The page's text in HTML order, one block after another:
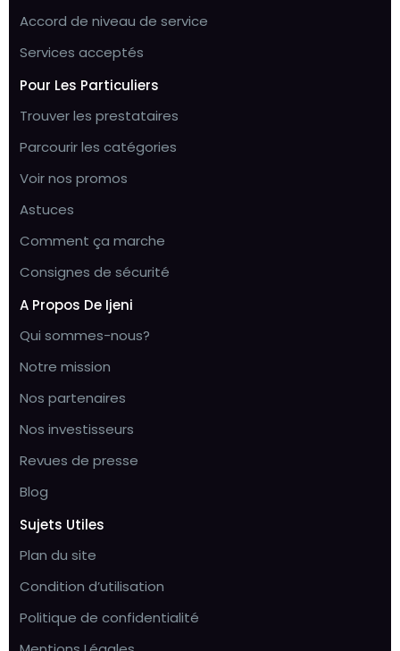
Accord de niveau de service
Services acceptés
Pour Les Particuliers
Trouver les prestataires
Parcourir les catégories
Voir nos promos
Astuces
Comment ça marche
Consignes de sécurité
A Propos De Ijeni
Qui sommes-nous?
Notre mission
Nos partenaires
Nos investisseurs
Revues de presse
Blog
Sujets Utiles
Plan du site
Condition d’utilisation
Politique de confidentialité